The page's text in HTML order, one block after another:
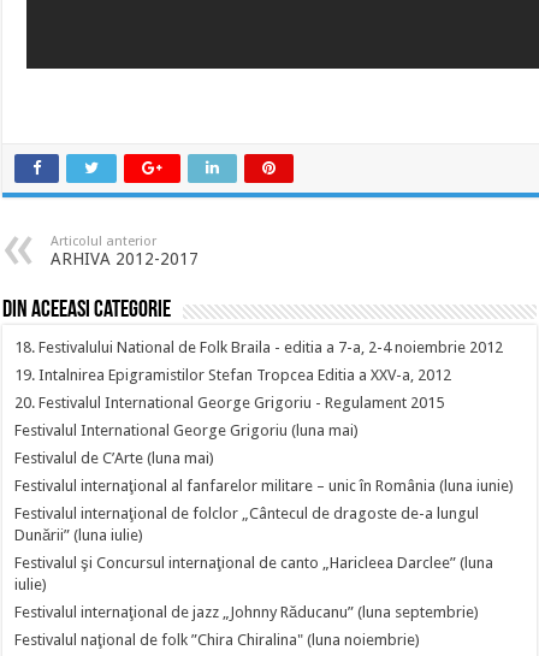
Articolul anterior
ARHIVA 2012-2017
Din aceeasi categorie
18. Festivalului National de Folk Braila - editia a 7-a, 2-4 noiembrie 2012
19. Intalnirea Epigramistilor Stefan Tropcea Editia a XXV-a, 2012
20. Festivalul International George Grigoriu - Regulament 2015
Festivalul International George Grigoriu (luna mai)
Festivalul de C’Arte (luna mai)
Festivalul internaţional al fanfarelor militare – unic în România (luna iunie)
Festivalul internaţional de folclor „Cântecul de dragoste de-a lungul
Dunării” (luna iulie)
Festivalul şi Concursul internaţional de canto „Haricleea Darclee” (luna
iulie)
Festivalul internaţional de jazz „Johnny Răducanu” (luna septembrie)
Festivalul naţional de folk ”Chira Chiralina" (luna noiembrie)